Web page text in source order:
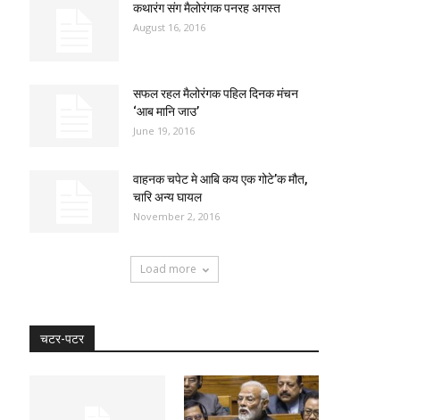
कथारंग संग मैलोरंगक पनरह अगस्त
August 16, 2016
सफल रहल मैलोरंगक पहिल दिनक मंचन
‘आब मानि जाउ’
June 19, 2016
वाहनक चपेट मे आबि कय एक गोटे’क मौत,
चारि अन्य घायल
November 2, 2016
Load more
चटर-पटर